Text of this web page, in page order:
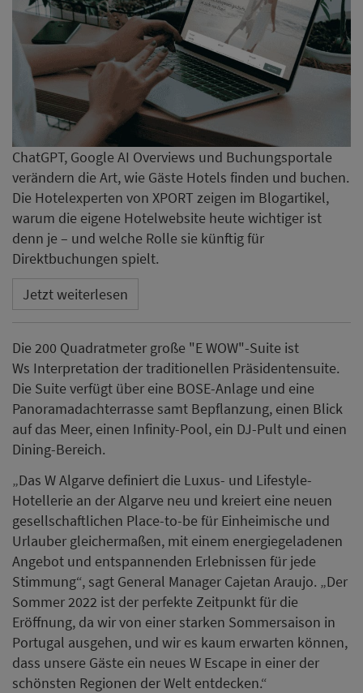
ChatGPT, Google AI Overviews und Buchungsportale
verändern die Art, wie Gäste Hotels finden und buchen.
Die Hotelexperten von XPORT zeigen im Blogartikel,
warum die eigene Hotelwebsite heute wichtiger ist
denn je – und welche Rolle sie künftig für
Direktbuchungen spielt.
Jetzt weiterlesen
Die 200 Quadratmeter große "E WOW"-Suite ist
Ws Interpretation der traditionellen Präsidentensuite.
Die Suite verfügt über eine BOSE-Anlage und eine
Panoramadachterrasse samt Bepflanzung, einen Blick
auf das Meer, einen Infinity-Pool, ein DJ-Pult und einen
Dining-Bereich.
„Das W Algarve definiert die Luxus- und Lifestyle-
Hotellerie an der Algarve neu und kreiert eine neuen
gesellschaftlichen Place-to-be für Einheimische und
Urlauber gleichermaßen, mit einem energiegeladenen
Angebot und entspannenden Erlebnissen für jede
Stimmung“, sagt General Manager Cajetan Araujo. „Der
Sommer 2022 ist der perfekte Zeitpunkt für die
Eröffnung, da wir von einer starken Sommersaison in
Portugal ausgehen, und wir es kaum erwarten können,
dass unsere Gäste ein neues W Escape in einer der
schönsten Regionen der Welt entdecken.“